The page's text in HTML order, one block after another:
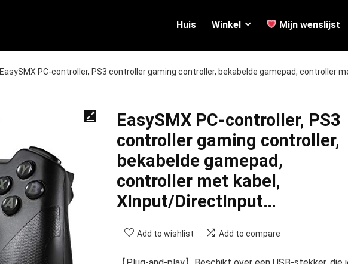
Huis Winkel Mijn wenslijst
EasySMX PC-controller, PS3 controller gaming controller, bekabelde gamepad, controller
EasySMX PC-controller, PS3
controller gaming controller,
bekabelde gamepad,
controller met kabel,
XInput/DirectInput…
Add to wishlist Add to compare